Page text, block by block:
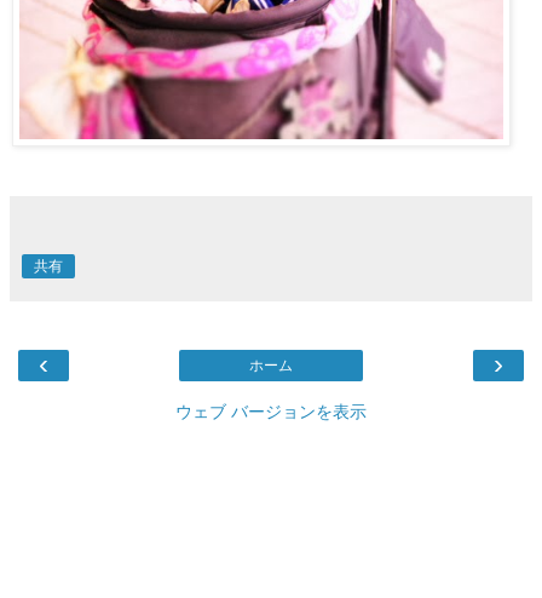
共有
‹ ›
ホーム
ウェブ バージョンを表示